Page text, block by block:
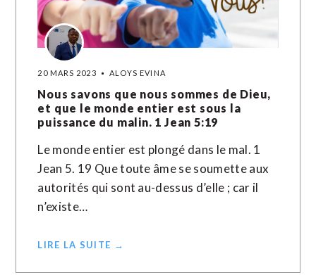
20 MARS 2023 ALOYS EVINA
Nous savons que nous sommes de Dieu,
et que le monde entier est sous la
puissance du malin. ‭‭1 Jean‬ ‭5:19‬ ‭
Le monde entier est plongé dans le mal. 1
Jean 5. 19 Que toute âme se soumette aux
autorités qui sont au-dessus d’elle ; car il
n’existe…
LIRE LA SUITE →